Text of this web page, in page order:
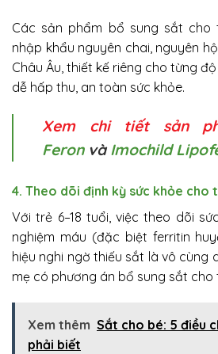
Các sản phẩm bổ sung sắt cho
nhập khẩu nguyên chai, nguyên
Châu Âu, thiết kế riêng cho từng
dễ hấp thu, an toàn sức khỏe.
Xem chi tiết sản
Feron và Imochild
4. Theo dõi định kỳ sức khỏe cho
Với trẻ 6–18 tuổi, việc theo dõi
nghiệm máu (đặc biệt ferritin
hiệu nghi ngờ thiếu sắt là vô cùng
mẹ có phương án bổ sung sắt cho
Xem thêm Sắt cho bé: 5 điều
phải biết